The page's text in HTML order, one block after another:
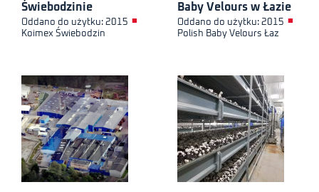
Świebodzinie
Oddano do użytku: 2015 ■
Koimex Świebodzin
Baby Velours w Łazie
Oddano do użytku: 2015 ■
Polish Baby Velours Łaz